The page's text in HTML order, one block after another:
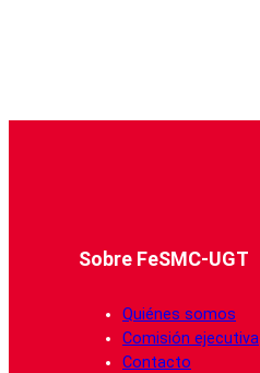
Sobre FeSMC-UGT
Quiénes somos
Comisión ejecutiva
Contacto